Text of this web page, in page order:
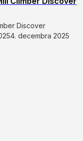
Discover
4. decembra 2025